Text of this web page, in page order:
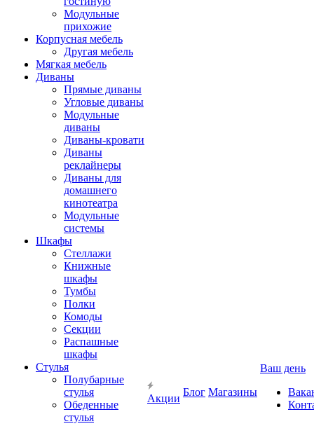
Модульные
прихожие
Корпусная мебель
Другая мебель
Мягкая мебель
Диваны
Прямые диваны
Угловые диваны
Модульные
диваны
Диваны-кровати
Диваны
реклайнеры
Диваны для
домашнего
кинотеатра
Модульные
системы
Шкафы
Стеллажи
Книжные
шкафы
Тумбы
Полки
Комоды
Секции
Распашные
шкафы
Стулья
Полубарные
стулья
Обеденные
стулья
Акции
Блог Магазины
Ваш день